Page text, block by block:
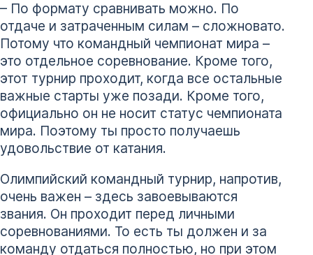
– По формату сравнивать можно. По
отдаче и затраченным силам – сложновато.
Потому что командный чемпионат мира –
это отдельное соревнование. Кроме того,
этот турнир проходит, когда все остальные
важные старты уже позади. Кроме того,
официально он не носит статус чемпионата
мира. Поэтому ты просто получаешь
удовольствие от катания.
Олимпийский командный турнир, напротив,
очень важен – здесь завоевываются
звания. Он проходит перед личными
соревнованиями. То есть ты должен и за
команду отдаться полностью, но при этом